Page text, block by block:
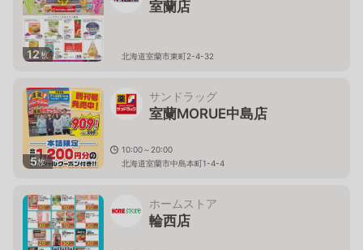
12枚
室蘭店
北海道室蘭市東町2-4-32
5枚
サンドラッグ
室蘭MORUE中島店
10:00～20:00
北海道室蘭市中島本町1-4-4
ホームストア
輪西店